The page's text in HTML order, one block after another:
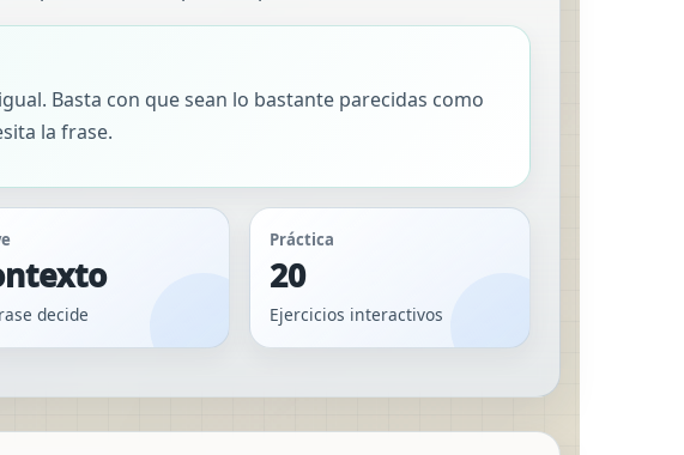
Basta con que sean lo bastante parecidas como
la frase.
decide
Práctica
20
Ejercicios interactivos